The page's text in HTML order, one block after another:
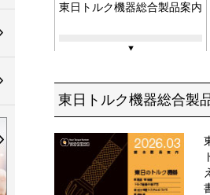
東日トルク機器総合製品案内
東日トルク機器総合製